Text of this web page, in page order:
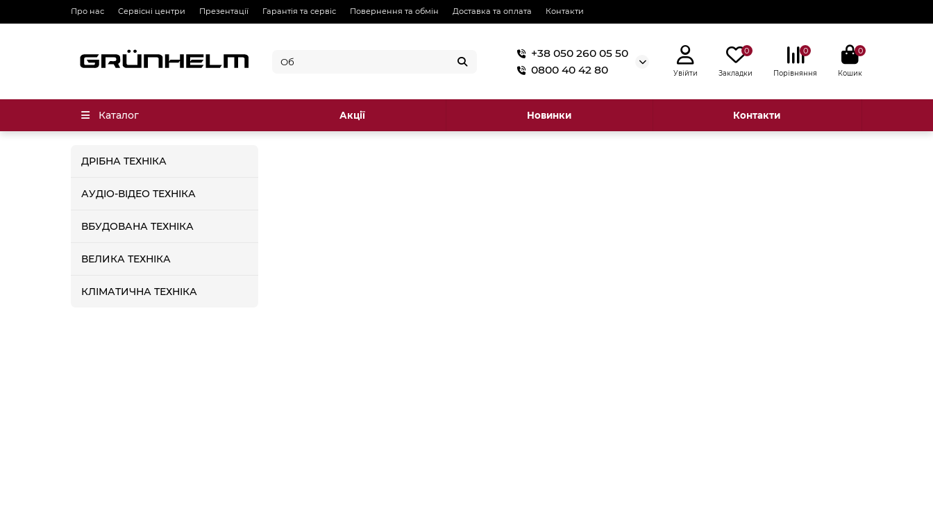
Про нас Сервісні центри Презентації Гарантія та сервіс Повернення та обмін Доставка та оплата Контакти
+38 050 260 05 50
0800 40 42 80
Увійти
0
Закладки
0
Порівняння
0
Кошик
Каталог Акції Новинки Контакти
ДРІБНА ТЕХНІКА
АУДІО-ВІДЕО ТЕХНІКА
ВБУДОВАНА ТЕХНІКА
ВЕЛИКА ТЕХНІКА
КЛІМАТИЧНА ТЕХНІКА